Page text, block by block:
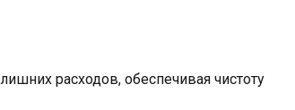
расходов, обеспечивая чистоту